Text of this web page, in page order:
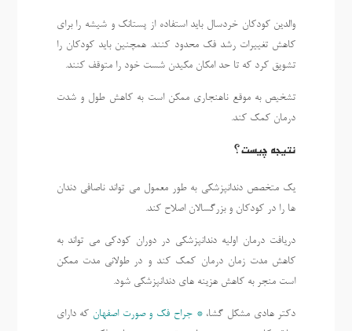
والدین کودکان خردسال باید استفاده از پستانک و شیشه را برای
کاهش تغییرات رشد فک محدود کنند. همچنین باید کودکان را
تشویق کرد که تا حد امکان مکیدن شست خود را متوقف کنند.
تشخیص به موقع ناهنجاری ممکن است به کاهش طول و شدت
درمان کمک کند.
نتیجه چیست؟
یک متخصص دندانپزشکی به طور معمول می تواند ناصافی دندان
ها را در کودکان و بزرگسالان اصلاح کند.
دریافت درمان اولیه دندانپزشکی در دوران کودکی می تواند به
کاهش مدت زمان درمان کمک کند و در طولانی مدت ممکن
است منجر به کاهش هزینه های دندانپزشکی شود.
دکتر هادی مشکل گشا،* جراح فک و صورت اصفهان که دارای